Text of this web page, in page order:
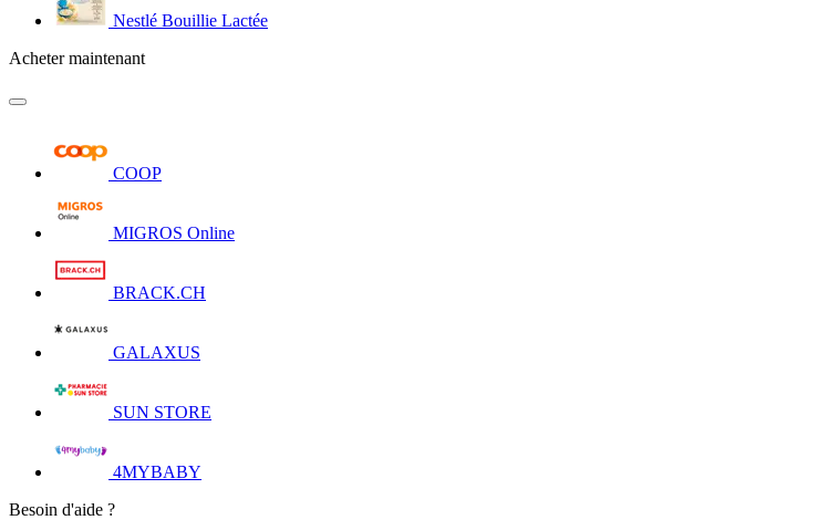
Nestlé Bouillie Lactée
Acheter maintenant
COOP
MIGROS Online
BRACK.CH
GALAXUS
SUN STORE
4MYBABY
Besoin d'aide ?